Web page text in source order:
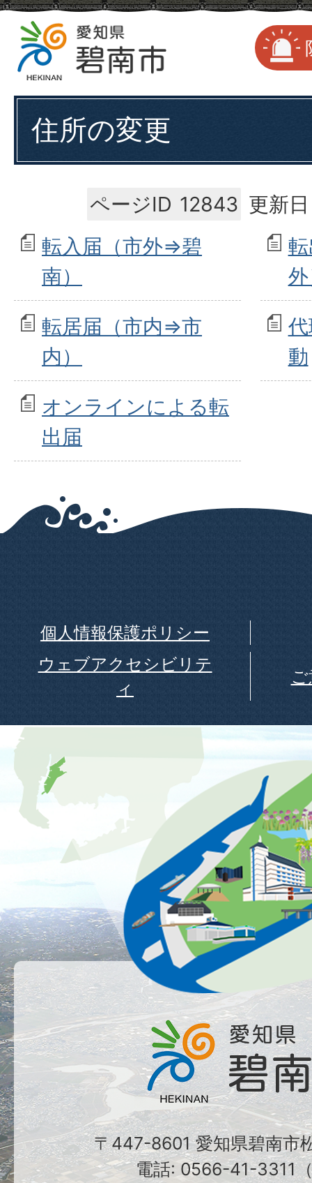
住所の変更
ページID 12843 更新
転入届（市外⇒碧
南）
転居届（市内⇒市
内）
動
オンラインによる転
出届
個人情報保護ポリシー
ウェブアクセシビリテ
ィ
〒447-8601 愛知県碧南市
電話: 0566-41-3311